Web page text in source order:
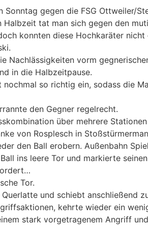
gegen die FSG Ottweiler/
tat man sich gegen den
konnten diese Hochkaräter
Nachlässigkeiten vorm
in die Halbzeitpause.
so richtig ein, sodass die
den Gegner regelrecht.
über mehrere
von Rosplesch in
den Ball erobern. Außenbahn
ins leere Tor und markierte
Tor.
und schiebt anschließend
kehrte wieder ein
stark vorgetragenem Angriff